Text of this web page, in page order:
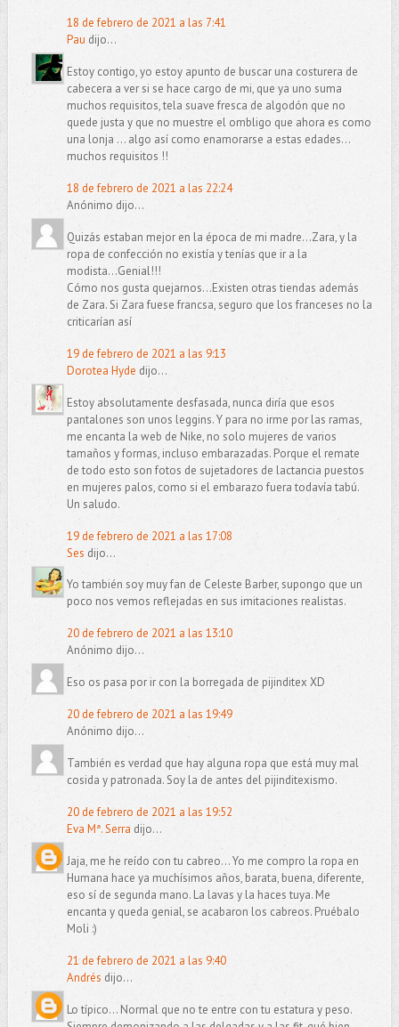
18 de febrero de 2021 a las 7:41
Pau dijo...
Estoy contigo, yo estoy apunto de buscar una costurera de
cabecera a ver si se hace cargo de mi, que ya uno suma
muchos requisitos, tela suave fresca de algodón que no
quede justa y que no muestre el ombligo que ahora es como
una lonja ... algo así como enamorarse a estas edades...
muchos requisitos !!
18 de febrero de 2021 a las 22:24
Anónimo dijo...
Quizás estaban mejor en la época de mi madre...Zara, y la
ropa de confección no existía y tenías que ir a la
modista...Genial!!!
Cómo nos gusta quejarnos...Existen otras tiendas además
de Zara. Si Zara fuese francsa, seguro que los franceses no la
criticarían así
19 de febrero de 2021 a las 9:13
Dorotea Hyde dijo...
Estoy absolutamente desfasada, nunca diría que esos
pantalones son unos leggins. Y para no irme por las ramas,
me encanta la web de Nike, no solo mujeres de varios
tamaños y formas, incluso embarazadas. Porque el remate
de todo esto son fotos de sujetadores de lactancia puestos
en mujeres palos, como si el embarazo fuera todavía tabú.
Un saludo.
19 de febrero de 2021 a las 17:08
Ses dijo...
Yo también soy muy fan de Celeste Barber, supongo que un
poco nos vemos reflejadas en sus imitaciones realistas.
20 de febrero de 2021 a las 13:10
Anónimo dijo...
Eso os pasa por ir con la borregada de pijinditex XD
20 de febrero de 2021 a las 19:49
Anónimo dijo...
También es verdad que hay alguna ropa que está muy mal
cosida y patronada. Soy la de antes del pijinditexismo.
20 de febrero de 2021 a las 19:52
Eva Mª. Serra dijo...
Jaja, me he reído con tu cabreo... Yo me compro la ropa en
Humana hace ya muchísimos años, barata, buena, diferente,
eso sí de segunda mano. La lavas y la haces tuya. Me
encanta y queda genial, se acabaron los cabreos. Pruébalo
Moli :)
21 de febrero de 2021 a las 9:40
Andrés dijo...
Lo típico... Normal que no te entre con tu estatura y peso.